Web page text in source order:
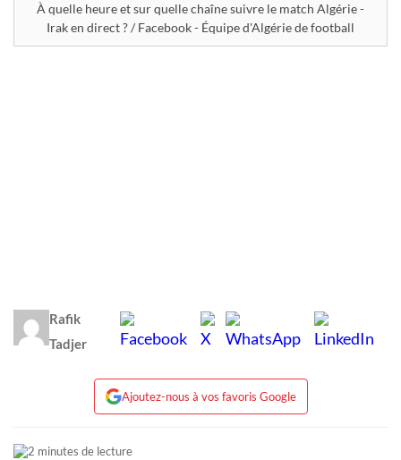
À quelle heure et sur quelle chaîne suivre le match Algérie -
Irak en direct ? / Facebook - Équipe d'Algérie de football
Rafik
Tadjer
Ajoutez-nous à vos favoris Google
2 minutes de lecture